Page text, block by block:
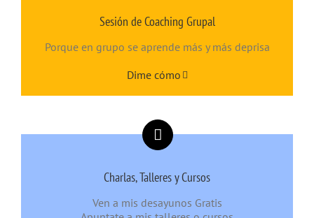
Sesión de Coaching Grupal
Porque en grupo se aprende más y más deprisa
Dime cómo
Charlas, Talleres y Cursos
Ven a mis desayunos Gratis